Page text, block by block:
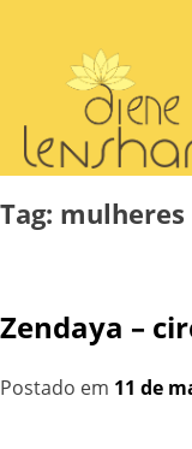
content
Tag:
Zendaya –
Postado em 11 de